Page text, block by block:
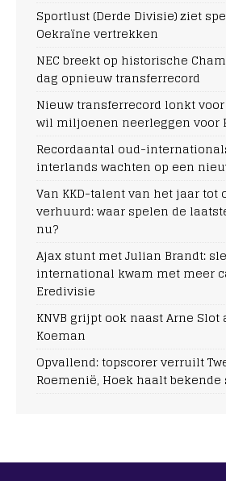
Sportlust (Derde Divisie) ziet
Oekraïne vertrekken
NEC breekt op historische
dag opnieuw transferrecord
Nieuw transferrecord lonkt voor
wil miljoenen neerleggen voor
Recordaantal oud-
interlands wachten op een
Van KKD-talent van het jaar tot
verhuurd: waar spelen de
nu?
Ajax stunt met Julian Brandt:
international kwam met meer
Eredivisie
KNVB grijpt ook naast Arne
Koeman
Opvallend: topscorer verruilt
Roemenië, Hoek haalt bekende